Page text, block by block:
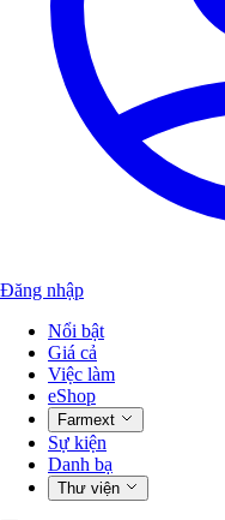
Đăng nhập
Nổi bật
Giá cả
Việc làm
eShop
Farmext
Sự kiện
Danh bạ
Thư viện